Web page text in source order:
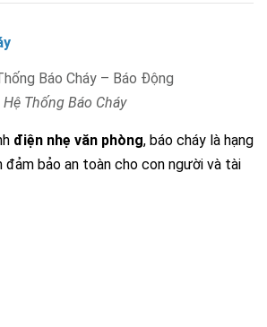
Hệ Thống Báo Cháy
điện nhẹ văn phòng, báo cháy là hạng
đảm bảo an toàn cho con người và tài